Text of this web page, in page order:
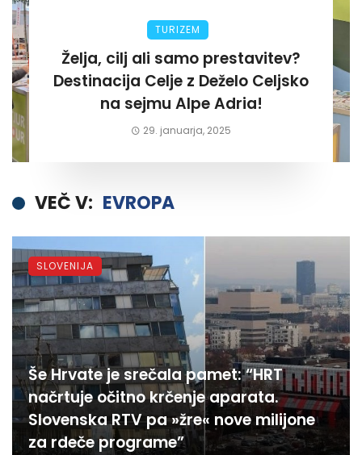
TURIZEM
Želja, cilj ali samo prestavitev?
Destinacija Celje z Deželo Celjsko
na sejmu Alpe Adria!
29. januarja, 2025
VEČ V: EVROPA
Še Hrvate je srečala pamet: “HRT
načrtuje očitno krčenje aparata.
Slovenska RTV pa »žre« nove milijone
za rdeče programe”
SLOVENIJA